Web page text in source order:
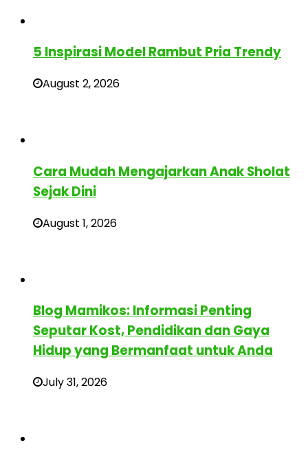
5 Inspirasi Model Rambut Pria Trendy
August 2, 2026
Cara Mudah Mengajarkan Anak Sholat
Sejak Dini
August 1, 2026
Blog Mamikos: Informasi Penting
Seputar Kost, Pendidikan dan Gaya
Hidup yang Bermanfaat untuk Anda
July 31, 2026